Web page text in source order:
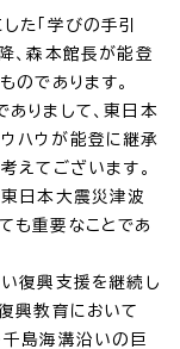
た「学びの手引
、森本館長が能登
のであります。
りまして、東日本
ハウが能登に継承
えてございます。
東日本大震災津波
も重要なことであ
復興支援を継続し
興教育において
千島海溝沿いの巨